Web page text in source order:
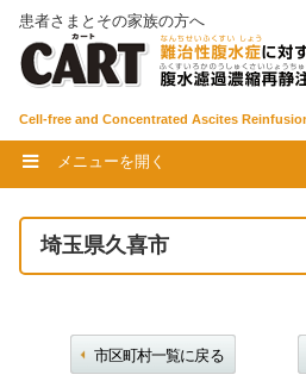
患者さまとその家族の方へ
Cell-free and Concentrated Ascites
メニューを開く
埼玉県久喜市
市区町村一覧に戻る